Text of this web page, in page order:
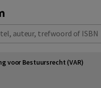
auteur, trefwoord of ISBN
voor Bestuursrecht (VAR)